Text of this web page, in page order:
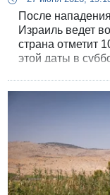
После
Израиль ведет
страна отметит
этой даты в